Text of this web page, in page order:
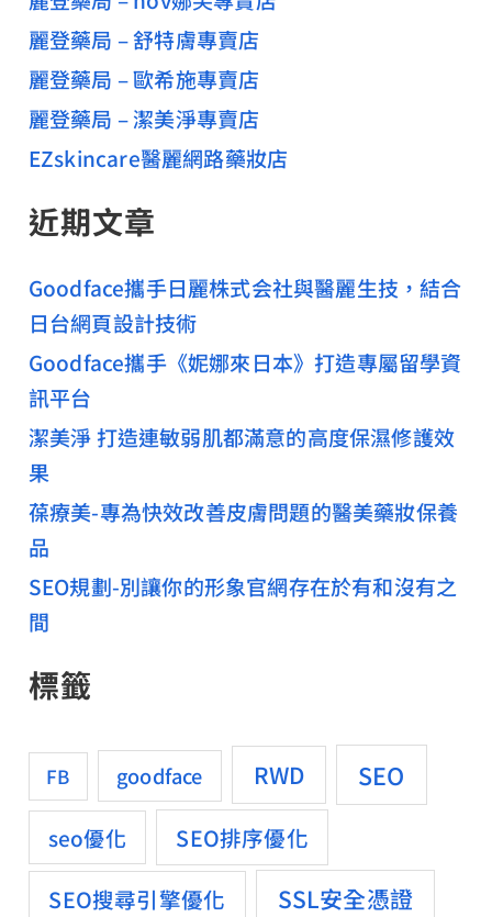
麗登藥局 – 舒特膚專賣店
麗登藥局 – 歐希施專賣店
麗登藥局 – 潔美淨專賣店
EZskincare醫麗網路藥妝店
近期文章
Goodface攜手日麗株式会社與醫麗生技，結合
日台網頁設計技術
Goodface攜手《妮娜來日本》打造專屬留學資
訊平台
潔美淨 打造連敏弱肌都滿意的高度保濕修護效
果
葆療美-專為快效改善皮膚問題的醫美藥妝保養
品
SEO規劃-別讓你的形象官網存在於有和沒有之
間
標籤
FB goodface RWD SEO
seo優化
SEO排序優化
SEO搜尋引擎優化
SSL安全憑證